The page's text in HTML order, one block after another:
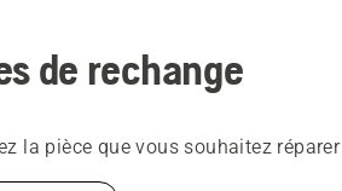
de rechange
la pièce que vous souhaitez réparer